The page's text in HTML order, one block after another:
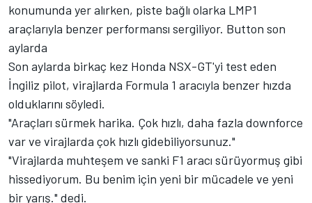
konumunda yer alırken, piste bağlı olarka LMP1
araçlarıyla benzer performansı sergiliyor. Button son
aylarda
Son aylarda birkaç kez Honda NSX-GT'yi test eden
İngiliz pilot, virajlarda Formula 1 aracıyla benzer hızda
olduklarını söyledi.
"Araçları sürmek harika. Çok hızlı, daha fazla downforce
var ve virajlarda çok hızlı gidebiliyorsunuz."
"Virajlarda muhteşem ve sanki F1 aracı sürüyormuş gibi
hissediyorum. Bu benim için yeni bir mücadele ve yeni
bir yarış." dedi.